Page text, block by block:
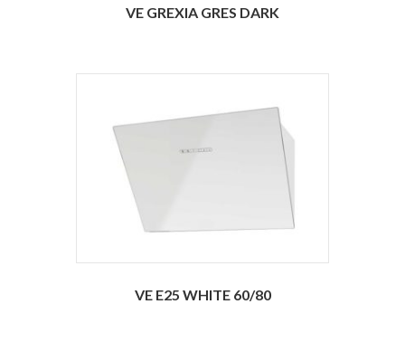
VE GREXIA GRES DARK
VE E25 WHITE 60/80